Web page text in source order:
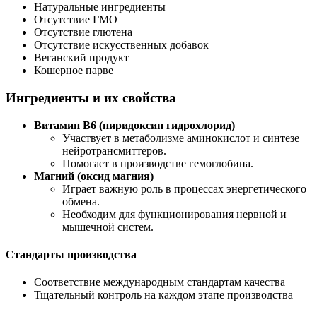
Натуральные ингредиенты
Отсутствие ГМО
Отсутствие глютена
Отсутствие искусственных добавок
Веганский продукт
Кошерное парве
Ингредиенты и их свойства
Витамин B6 (пиридоксин гидрохлорид)
Участвует в метаболизме аминокислот и синтезе
нейротрансмиттеров.
Помогает в производстве гемоглобина.
Магний (оксид магния)
Играет важную роль в процессах энергетического
обмена.
Необходим для функционирования нервной и
мышечной систем.
Стандарты производства
Соответствие международным стандартам качества
Тщательный контроль на каждом этапе производства